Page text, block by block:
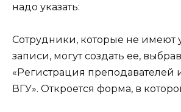
надо указать:
Сотрудники, которые не имеют
записи, могут создать ее,
«Регистрация преподавателей
ВГУ». Откроется форма, в